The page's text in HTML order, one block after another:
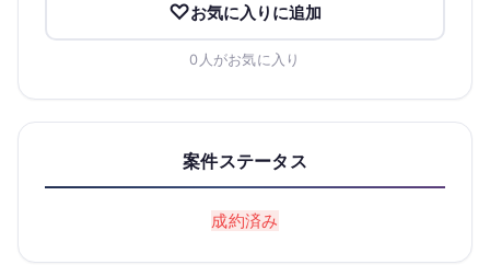
お気に入りに追加
0人がお気に入り
案件ステータス
成約済み